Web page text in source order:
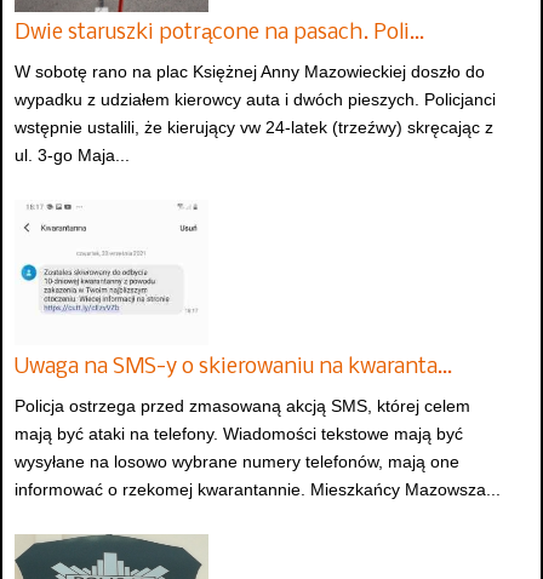
Dwie staruszki potrącone na pasach. Poli…
W sobotę rano na plac Księżnej Anny Mazowieckiej doszło do
wypadku z udziałem kierowcy auta i dwóch pieszych. Policjanci
wstępnie ustalili, że kierujący vw 24-latek (trzeźwy) skręcając z
ul. 3-go Maja...
Uwaga na SMS-y o skierowaniu na kwaranta…
Policja ostrzega przed zmasowaną akcją SMS, której celem
mają być ataki na telefony. Wiadomości tekstowe mają być
wysyłane na losowo wybrane numery telefonów, mają one
informować o rzekomej kwarantannie. Mieszkańcy Mazowsza...